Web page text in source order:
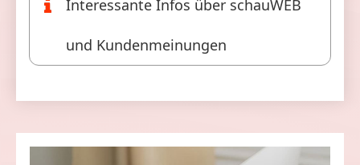
Interessante Infos über schauWEB
und Kundenmeinungen